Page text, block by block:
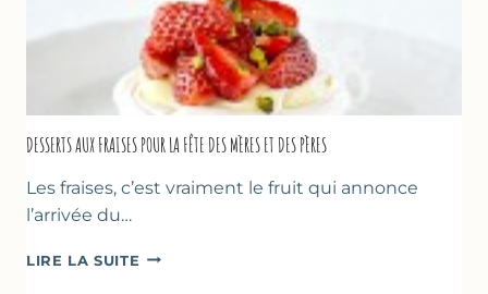
DESSERTS AUX FRAISES POUR LA FÊTE DES MÈRES ET DES PÈRES
Les fraises, c’est vraiment le fruit qui annonce
l’arrivée du…
LIRE LA SUITE DESSERTS